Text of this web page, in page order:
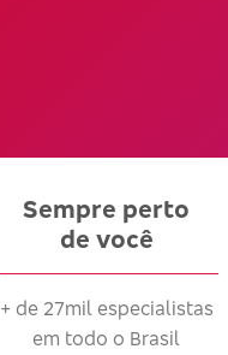
Sempre perto
de você
+ de 27mil especialistas
em todo o Brasil